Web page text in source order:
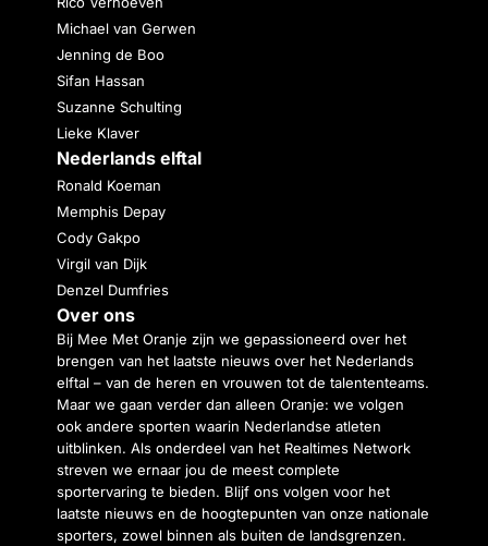
Michael van Gerwen
Jenning de Boo
Sifan Hassan
Suzanne Schulting
Lieke Klaver
Nederlands elftal
Ronald Koeman
Memphis Depay
Cody Gakpo
Virgil van Dijk
Denzel Dumfries
Over ons
Bij Mee Met Oranje zijn we gepassioneerd over het
brengen van het laatste nieuws over het Nederlands
elftal – van de heren en vrouwen tot de talententeams.
Maar we gaan verder dan alleen Oranje: we volgen
ook andere sporten waarin Nederlandse atleten
uitblinken. Als onderdeel van het Realtimes Network
streven we ernaar jou de meest complete
sportervaring te bieden. Blijf ons volgen voor het
laatste nieuws en de hoogtepunten van onze nationale
sporters, zowel binnen als buiten de landsgrenzen.